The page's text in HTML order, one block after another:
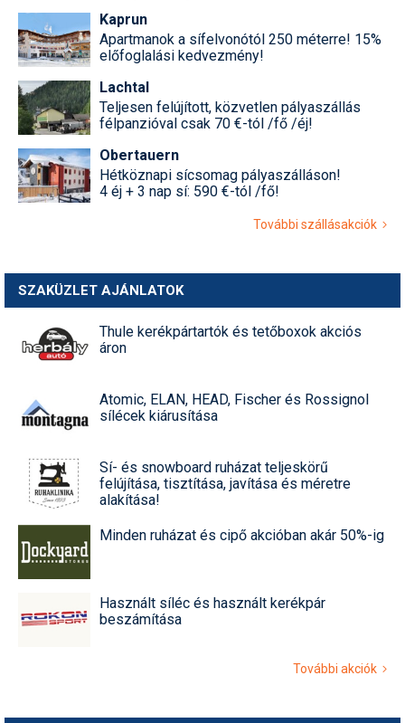
Kaprun
Apartmanok a sífelvonótól 250 méterre! 15%
előfoglalási kedvezmény!
Lachtal
Teljesen felújított, közvetlen pályaszállás
félpanzióval csak 70 €-tól /fő /éj!
Obertauern
Hétköznapi sícsomag pályaszálláson!
4 éj + 3 nap sí: 590 €-tól /fő!
További szállásakciók
SZAKÜZLET AJÁNLATOK
Thule kerékpártartók és tetőboxok akciós
áron
Atomic, ELAN, HEAD, Fischer és Rossignol
sílécek kiárusítása
Sí- és snowboard ruházat teljeskörű
felújítása, tisztítása, javítása és méretre
alakítása!
Minden ruházat és cipő akcióban akár 50%-ig
Használt síléc és használt kerékpár
beszámítása
További akciók